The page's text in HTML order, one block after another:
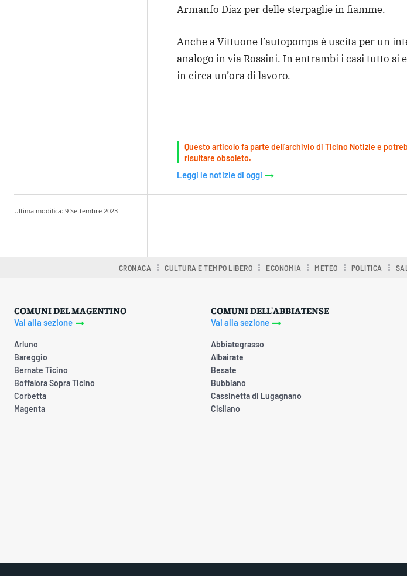
Armanfo Diaz per delle sterpaglie in fiamme.
Anche a Vittuone l’autopompa è uscita per un
analogo in via Rossini. In entrambi i casi tutto si
in circa un’ora di lavoro.
Questo articolo fa parte dell'archivio di Ticino Notizie e
risultare obsoleto.
Leggi le notizie di oggi
Ultima modifica: 9 Settembre 2023
CRONACA CULTURA E TEMPO LIBERO ECONOMIA METEO POLITICA
COMUNI DEL MAGENTINO
Vai alla sezione
Arluno
Bareggio
Bernate Ticino
Boffalora Sopra Ticino
Corbetta
Magenta
COMUNI DELL'ABBIATENSE
Vai alla sezione
Abbiategrasso
Albairate
Besate
Bubbiano
Cassinetta di Lugagnano
Cisliano